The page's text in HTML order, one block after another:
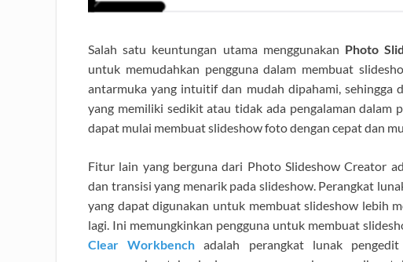
Salah satu keuntungan utama menggunakan Photo
untuk memudahkan pengguna dalam membuat
antarmuka yang intuitif dan mudah dipahami, sehingga
yang memiliki sedikit atau tidak ada pengalaman dalam
dapat mulai membuat slideshow foto dengan cepat dan
Fitur lain yang berguna dari Photo Slideshow Creator
dan transisi yang menarik pada slideshow. Perangkat
yang dapat digunakan untuk membuat slideshow lebih
lagi. Ini memungkinkan pengguna untuk membuat
Clear Workbench adalah perangkat lunak